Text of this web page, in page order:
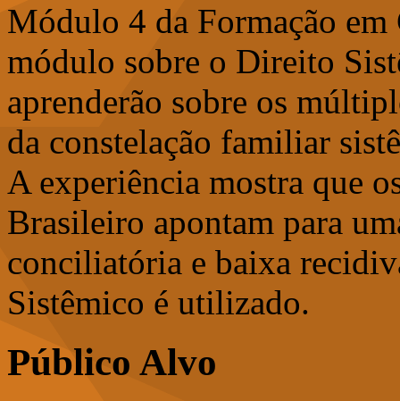
Módulo 4 da Formação em
módulo sobre o Direito
aprenderão sobre os
da constelação familiar
A experiência mostra que
Brasileiro apontam para
conciliatória e baixa
Sistêmico é utilizado.
Público Alvo